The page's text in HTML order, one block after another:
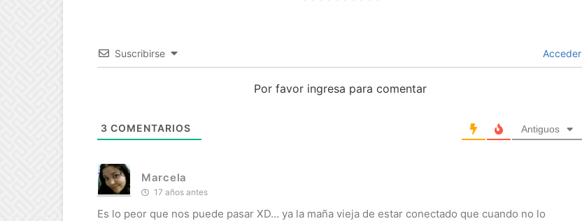
Suscribirse Acceder
Por favor ingresa para comentar
3 COMENTARIOS Antiguos
Marcela
17 años antes
Es lo peor que nos puede pasar XD… ya la maña vieja de estar conectado que cuando no lo